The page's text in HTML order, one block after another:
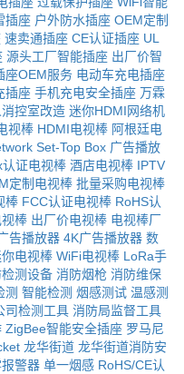
插座 户外防水插座 OEM定制
速卖通插座 CE认证插座 UL
源头工厂智能插座 出厂价智
座OEM服务 电动车充电插座
插座 手机充电安全插座 万霖
控室改造 迷你HDMI网络机
视棒 HDMI电视棒 阿根廷电
Set-Top Box 广告播放
认证电视棒 酒店电视棒 IPTV
定制电视棒 批量采购电视棒
棒 FCC认证电视棒 RoHS认
棒 出厂价电视棒 电视棒厂
告播放器 4K广告播放器 数
电视棒 WiFi电视棒 LoRa手
测设备 消防烟枪 消防维保
测 智能检测 烟感测试 温感测
司检测工具 消防局监督工具
ZigBee智能安全插座 罗马尼
龙华街道 龙华街道消防安
警器 单一烟感 RoHS/CE认